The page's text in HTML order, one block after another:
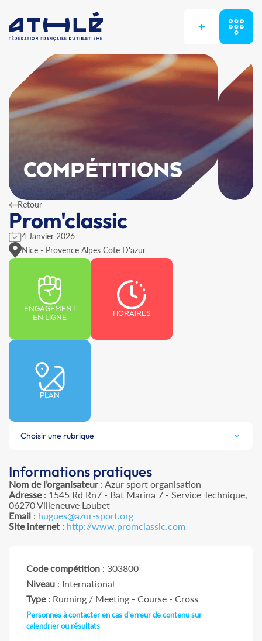
+
COMPÉTITIONS
Retour
Prom'classic
4 Janvier 2026
Nice - Provence Alpes Cote D'azur
ENGAGEMENT
EN LIGNE
HORAIRES
PLAN
Choisir une rubrique
Informations pratiques
Nom de l’organisateur: Azur sport organisation
Adresse: 1545 Rd Rn7 - Bat Marina 7 - Service Technique,
06270 Villeneuve Loubet
Email : hugues@azur-sport.org
Site internet : http://www.promclassic.com
Code compétition : 303800
Niveau : International
Type: Running / Meeting - Course - Cross
Personnes à contacter en cas d'erreur de contenu sur
calendrier ou résultats